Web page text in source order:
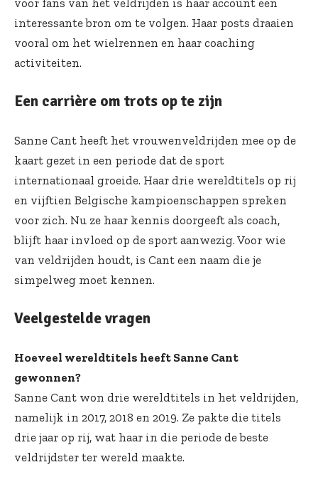
voor fans van het veldrijden is haar account een
interessante bron om te volgen. Haar posts draaien
vooral om het wielrennen en haar coaching
activiteiten.
Een carrière om trots op te zijn
Sanne Cant heeft het vrouwenveldrijden mee op de
kaart gezet in een periode dat de sport
internationaal groeide. Haar drie wereldtitels op rij
en vijftien Belgische kampioenschappen spreken
voor zich. Nu ze haar kennis doorgeeft als coach,
blijft haar invloed op de sport aanwezig. Voor wie
van veldrijden houdt, is Cant een naam die je
simpelweg moet kennen.
Veelgestelde vragen
Hoeveel wereldtitels heeft Sanne Cant
gewonnen?
Sanne Cant won drie wereldtitels in het veldrijden,
namelijk in 2017, 2018 en 2019. Ze pakte die titels
drie jaar op rij, wat haar in die periode de beste
veldrijdster ter wereld maakte.